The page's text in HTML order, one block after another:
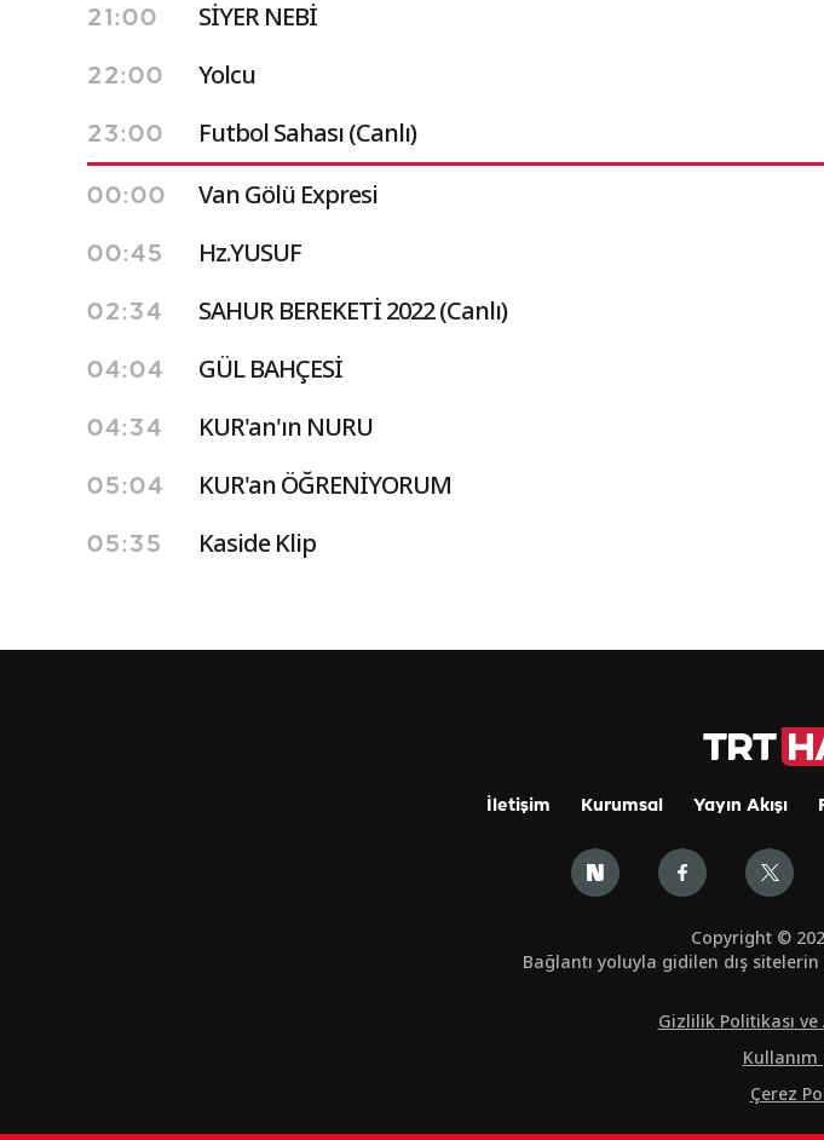
21:00 SİYER NEBİ
22:00 Yolcu
23:00 Futbol Sahası (Canlı)
00:00 Van Gölü Expresi
00:45 Hz.YUSUF
02:34 SAHUR BEREKETİ 2022 (Canlı)
04:04 GÜL BAHÇESİ
04:34 KUR'an'ın NURU
05:04 KUR'an ÖĞRENİYORUM
05:35 Kaside Klip
İletişim Kurumsal Yayın Akışı
Copyright ©
Bağlantı yoluyla gidilen dış
Gizlilik Politikası
Kullanım
Çerez